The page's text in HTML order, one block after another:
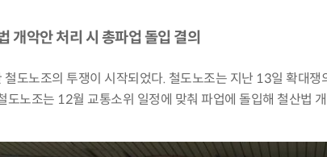
개악안 처리 시 총파업 돌입 결의
도노조의 투쟁이 시작되었다. 철도노조는 지난 13일 확대쟁
도노조는 12월 교통소위 일정에 맞춰 파업에 돌입해 철산법